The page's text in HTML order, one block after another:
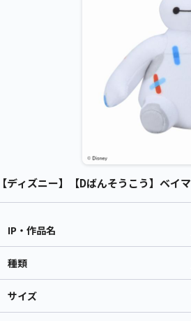
【ディズニー】【Dばんそうこう】ベ
IP・作品名
種類
サイズ